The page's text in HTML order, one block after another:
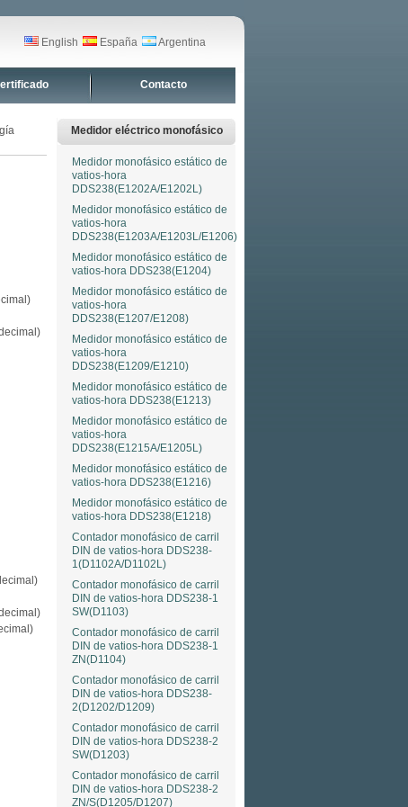
English España Argentina
Contacto
Medidor eléctrico monofásico
Medidor monofásico estático de
vatios-hora
DDS238(E1202A/E1202L)
Medidor monofásico estático de
vatios-hora
DDS238(E1203A/E1203L/E1206)
Medidor monofásico estático de
vatios-hora DDS238(E1204)
Medidor monofásico estático de
vatios-hora
DDS238(E1207/E1208)
Medidor monofásico estático de
vatios-hora
DDS238(E1209/E1210)
Medidor monofásico estático de
vatios-hora DDS238(E1213)
Medidor monofásico estático de
vatios-hora
DDS238(E1215A/E1205L)
Medidor monofásico estático de
vatios-hora DDS238(E1216)
Medidor monofásico estático de
vatios-hora DDS238(E1218)
Contador monofásico de carril
DIN de vatios-hora DDS238-
1(D1102A/D1102L)
Contador monofásico de carril
DIN de vatios-hora DDS238-1
SW(D1103)
Contador monofásico de carril
DIN de vatios-hora DDS238-1
ZN(D1104)
Contador monofásico de carril
DIN de vatios-hora DDS238-
2(D1202/D1209)
Contador monofásico de carril
DIN de vatios-hora DDS238-2
SW(D1203)
Contador monofásico de carril
DIN de vatios-hora DDS238-2
ZN/S(D1205/D1207)